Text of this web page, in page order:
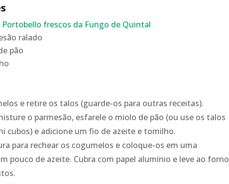
frescos da Fungo de Quintal
ralado
pão
e retire os talos (guarde-os para outras receitas).
o parmesão, esfarele o miolo de pão (ou use os talos
cubos) e adicione um fio de azeite e tomilho.
para rechear os cogumelos e coloque-os em uma
pouco de azeite. Cubra com papel alumínio e leve ao forno